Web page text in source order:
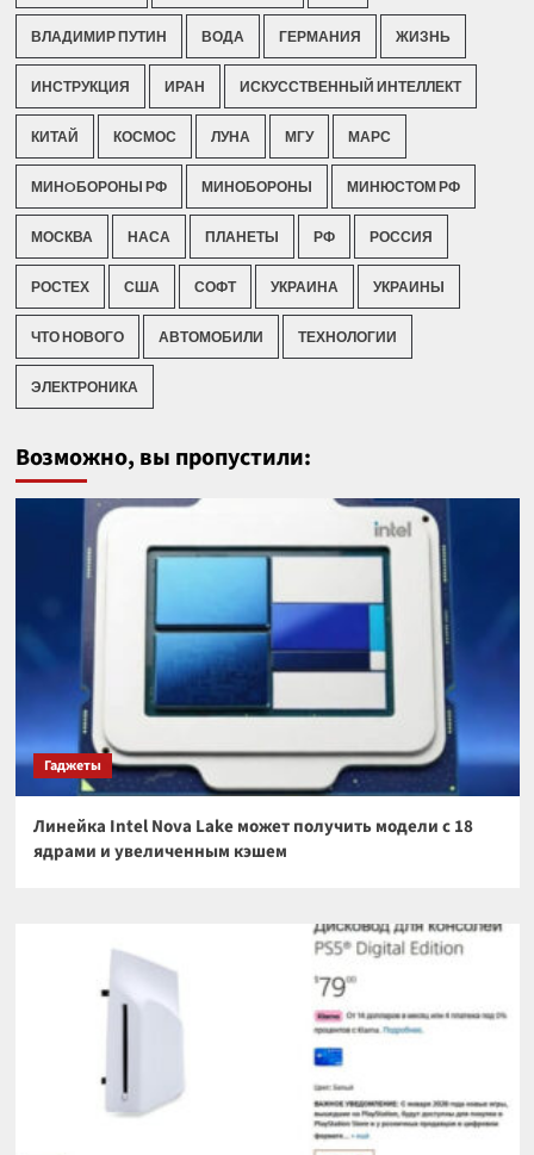
ВЛАДИМИР ПУТИН ВОДА ГЕРМАНИЯ ЖИЗНЬ
ИНСТРУКЦИЯ ИРАН ИСКУССТВЕННЫЙ ИНТЕЛЛЕКТ
КИТАЙ КОСМОС ЛУНА МГУ МАРС
МИНOБОРОНЫ РФ МИНОБОРОНЫ МИНЮСТОМ РФ
МОСКВА НАСА ПЛАНЕТЫ РФ РОССИЯ
РОСТЕХ США СОФТ УКРАИНА УКРАИНЫ
ЧТО НОВОГО АВТОМОБИЛИ ТЕХНОЛОГИИ
ЭЛЕКТРОНИКА
Возможно, вы пропустили:
Гаджеты
Линейка Intel Nova Lake может получить модели с 18
ядрами и увеличенным кэшем